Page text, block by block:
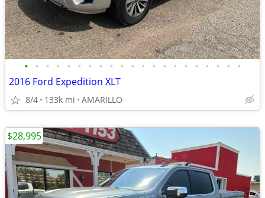
• • • • • • • • • • • • • • • • • • • • •
2016 Ford Expedition XLT
8/4 133k mi AMARILLO
$28,995